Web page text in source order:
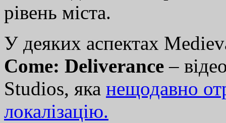
рівень міста.
У деяких аспектах
Come: Deliverance –
Studios, яка нещодавно
локалізацію.